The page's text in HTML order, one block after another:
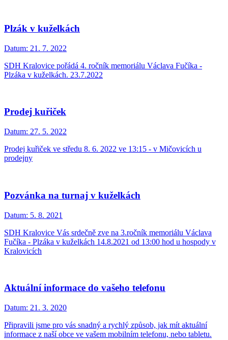
Plzák v kuželkách
Datum: 21. 7. 2022
SDH Kralovice pořádá 4. ročník memoriálu Václava Fučíka -
Plzáka v kuželkách. 23.7.2022
Prodej kuřiček
Datum: 27. 5. 2022
Prodej kuřiček ve středu 8. 6. 2022 ve 13:15 - v Mičovicích u
prodejny
Pozvánka na turnaj v kuželkách
Datum: 5. 8. 2021
SDH Kralovice Vás srdečně zve na 3.ročník memoriálu Václava
Fučíka - Plzáka v kuželkách 14.8.2021 od 13:00 hod u hospody v
Kralovicích
Aktuální informace do vašeho telefonu
Datum: 21. 3. 2020
Připravili jsme pro vás snadný a rychlý způsob, jak mít aktuální
informace z naší obce ve vašem mobilním telefonu, nebo tabletu.